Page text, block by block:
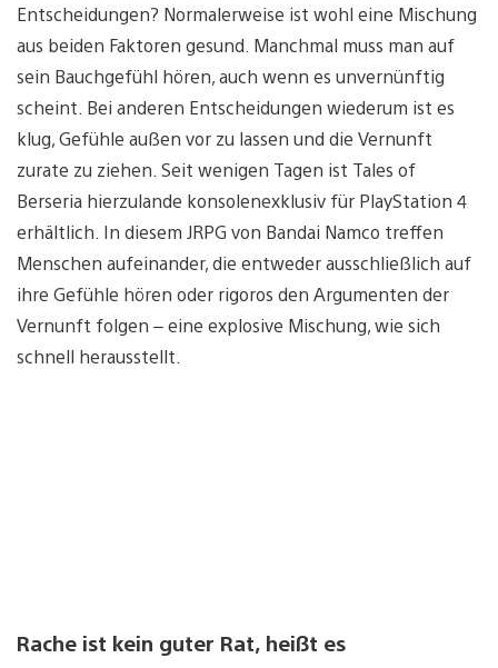
Entscheidungen? Normalerweise ist wohl eine Mischung
aus beiden Faktoren gesund. Manchmal muss man auf
sein Bauchgefühl hören, auch wenn es unvernünftig
scheint. Bei anderen Entscheidungen wiederum ist es
klug, Gefühle außen vor zu lassen und die Vernunft
zurate zu ziehen. Seit wenigen Tagen ist Tales of
Berseria hierzulande konsolenexklusiv für PlayStation 4
erhältlich. In diesem JRPG von Bandai Namco treffen
Menschen aufeinander, die entweder ausschließlich auf
ihre Gefühle hören oder rigoros den Argumenten der
Vernunft folgen – eine explosive Mischung, wie sich
schnell herausstellt.
Rache ist kein guter Rat, heißt es